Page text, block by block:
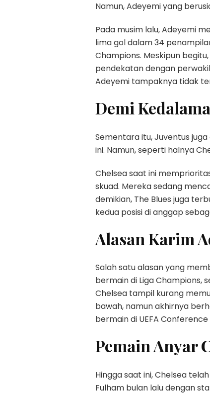
Namun, Adeyemi yang
Pada musim lalu, Adeyemi
lima gol dalam 34
Champions. Meskipun
pendekatan dengan
Adeyemi tampaknya tidak
Demi
Sementara itu, Juventus
ini. Namun, seperti halnya
Chelsea saat ini
skuad. Mereka sedang
demikian, The Blues juga
kedua posisi di anggap
Alasan Karim
Salah satu alasan yang
bermain di Liga Champions,
Chelsea tampil kurang
bawah, namun akhirnya
bermain di UEFA Conference
Pemain Anyar
Hingga saat ini, Chelsea
Fulham bulan lalu dengan